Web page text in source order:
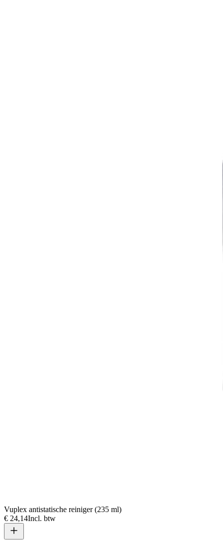
Vuplex antistatische reiniger (235 ml)
€ 24,14Incl. btw